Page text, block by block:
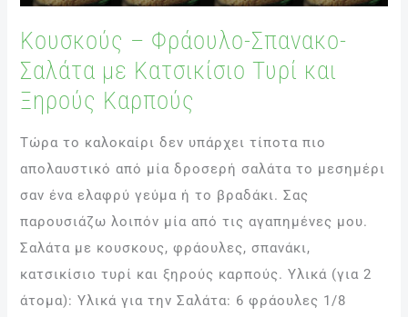
Κουσκούς – Φράουλο-Σπανακο-
Σαλάτα με Κατσικίσιο Τυρί και
Ξηρούς Καρπούς
Τώρα το καλοκαίρι δεν υπάρχει τίποτα πιο
απολαυστικό από μία δροσερή σαλάτα το μεσημέρι
σαν ένα ελαφρύ γεύμα ή το βραδάκι. Σας
παρουσιάζω λοιπόν μία από τις αγαπημένες μου.
Σαλάτα με κουσκους, φράουλες, σπανάκι,
κατσικίσιο τυρί και ξηρούς καρπούς. Υλικά (για 2
άτομα): Υλικά για την Σαλάτα: 6 φράουλες 1/8
Κατσικίσιο
Τυρί
και
Ξηρούς
Καρπούς